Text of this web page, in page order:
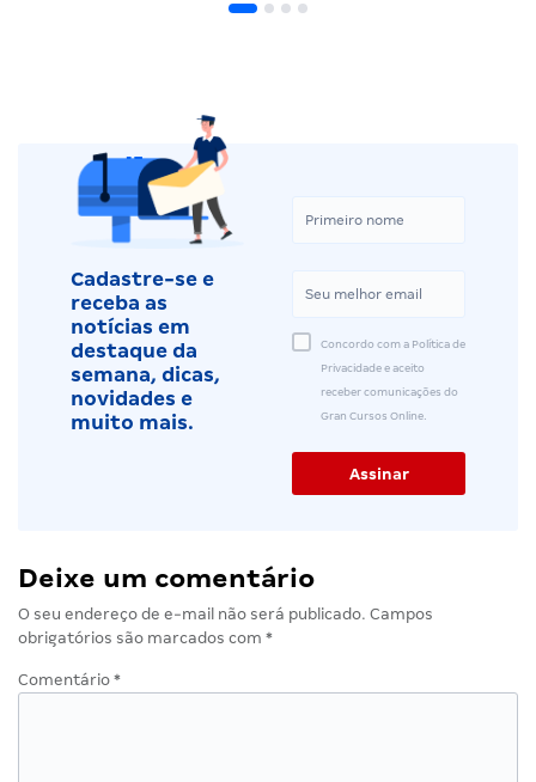
Cadastre-se e
receba as
notícias em
destaque da
semana, dicas,
novidades e
muito mais.
Concordo com a Política de
Privacidade e aceito
receber comunicações do
Gran Cursos Online.
Deixe um comentário
O seu endereço de e-mail não será publicado. Campos
obrigatórios são marcados com *
Comentário *